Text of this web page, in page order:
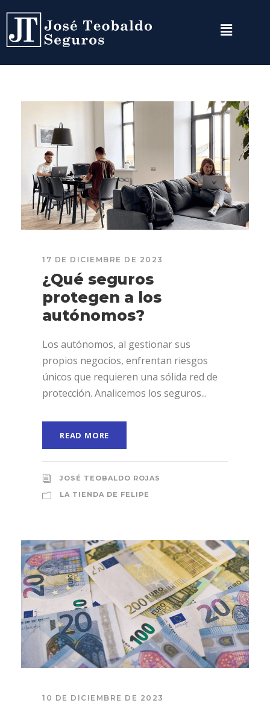
17 DE DICIEMBRE DE 2023
¿Qué seguros
protegen a los
autónomos?
Los autónomos, al gestionar sus
propios negocios, enfrentan riesgos
únicos que requieren una sólida red de
protección. Analicemos los seguros...
READ MORE
JOSÉ TEOBALDO ROJAS
LA TIENDA DE FELIPE
10 DE DICIEMBRE DE 2023